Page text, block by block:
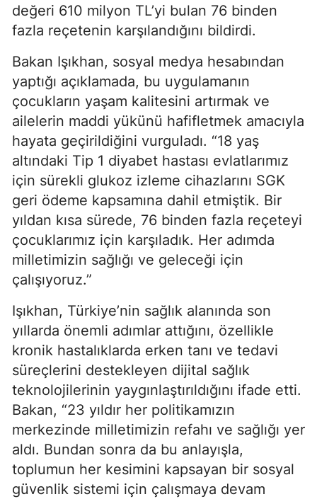
değeri 610 milyon TL’yi bulan 76 binden
fazla reçetenin karşılandığını bildirdi.
Bakan Işıkhan, sosyal medya hesabından
yaptığı açıklamada, bu uygulamanın
çocukların yaşam kalitesini artırmak ve
ailelerin maddi yükünü hafifletmek amacıyla
hayata geçirildiğini vurguladı. “18 yaş
altındaki Tip 1 diyabet hastası evlatlarımız
için sürekli glukoz izleme cihazlarını SGK
geri ödeme kapsamına dahil etmiştik. Bir
yıldan kısa sürede, 76 binden fazla reçeteyi
çocuklarımız için karşıladık. Her adımda
milletimizin sağlığı ve geleceği için
çalışıyoruz.”
Işıkhan, Türkiye’nin sağlık alanında son
yıllarda önemli adımlar attığını, özellikle
kronik hastalıklarda erken tanı ve tedavi
süreçlerini destekleyen dijital sağlık
teknolojilerinin yaygınlaştırıldığını ifade etti.
Bakan, “23 yıldır her politikamızın
merkezinde milletimizin refahı ve sağlığı yer
aldı. Bundan sonra da bu anlayışla,
toplumun her kesimini kapsayan bir sosyal
güvenlik sistemi için çalışmaya devam